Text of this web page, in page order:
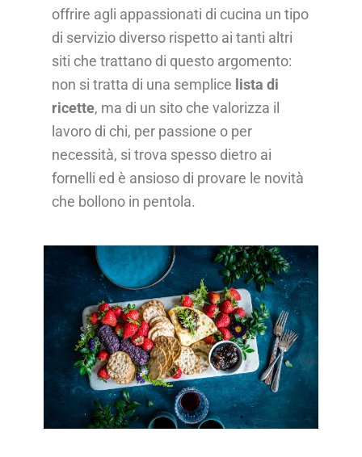
offrire agli appassionati di cucina un tipo
di servizio diverso rispetto ai tanti altri
siti che trattano di questo argomento:
non si tratta di una semplice lista di
ricette, ma di un sito che valorizza il
lavoro di chi, per passione o per
necessità, si trova spesso dietro ai
fornelli ed è ansioso di provare le novità
che bollono in pentola.